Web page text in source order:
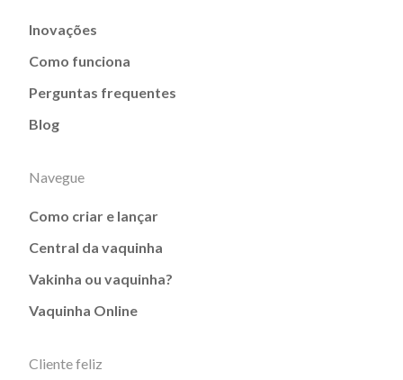
Inovações
Como funciona
Perguntas frequentes
Blog
Navegue
Como criar e lançar
Central da vaquinha
Vakinha ou vaquinha?
Vaquinha Online
Cliente feliz